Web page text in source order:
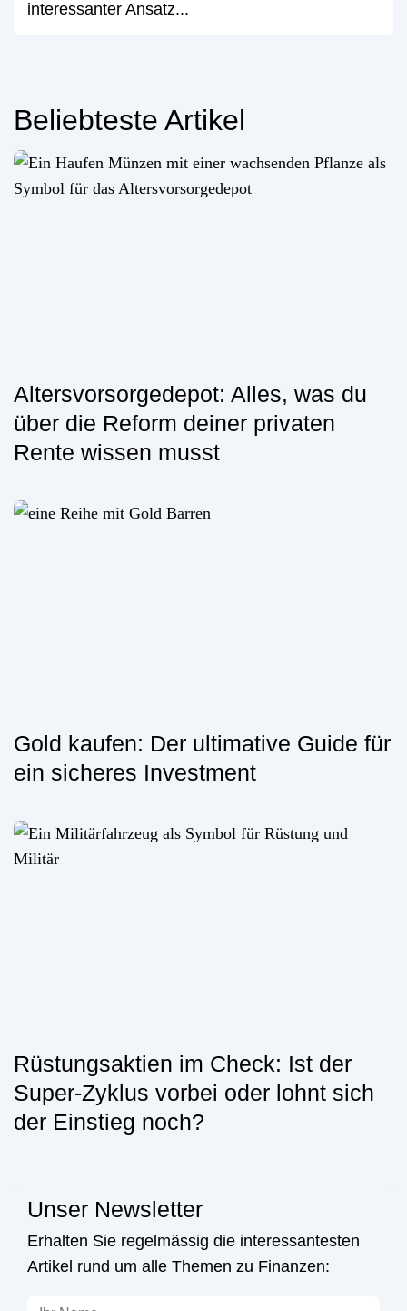
interessanter Ansatz...
Beliebteste Artikel
Altersvorsorgedepot: Alles, was du
über die Reform deiner privaten
Rente wissen musst
Gold kaufen: Der ultimative Guide für
ein sicheres Investment
Rüstungsaktien im Check: Ist der
Super-Zyklus vorbei oder lohnt sich
der Einstieg noch?
Unser Newsletter
Erhalten Sie regelmässig die interessantesten
Artikel rund um alle Themen zu Finanzen: